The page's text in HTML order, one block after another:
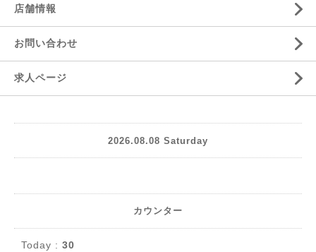
店舗情報
お問い合わせ
求人ページ
2026.08.08 Saturday
カウンター
Today : 30